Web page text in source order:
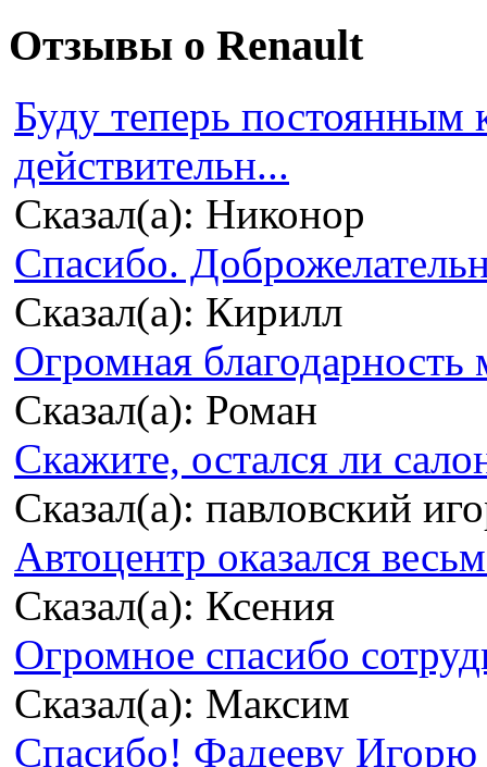
Отзывы о Renault
Буду теперь
действительн...
Сказал(а): Никонор
Спасибо.
Сказал(а): Кирилл
Огромная благодарность
Сказал(а): Роман
Скажите, остался ли
Сказал(а): павловский
Автоцентр оказался
Сказал(а): Ксения
Огромное спасибо
Сказал(а): Максим
Спасибо! Фадееву Игорю